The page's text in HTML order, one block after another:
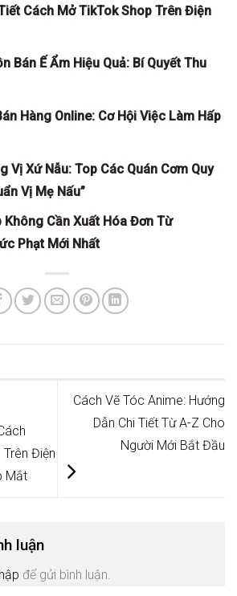
Cách Mở TikTok Shop Trên Điện
Bán Ế Ẩm Hiệu Quả: Bí Quyết Thu
Hàng Online: Cơ Hội Việc Làm Hấp
Vị Xứ Nẫu: Top Các Quán Cơm Quy
Vị Mẹ Nấu”
Không Cần Xuất Hóa Đơn Từ
Phạt Mới Nhất
Trên Điện
Mắt
Cách Vẽ Tóc Anime: Hướng
Dẫn Chi Tiết Từ A-Z Cho
Người Mới Bắt Đầu
luận
để gửi bình luận.